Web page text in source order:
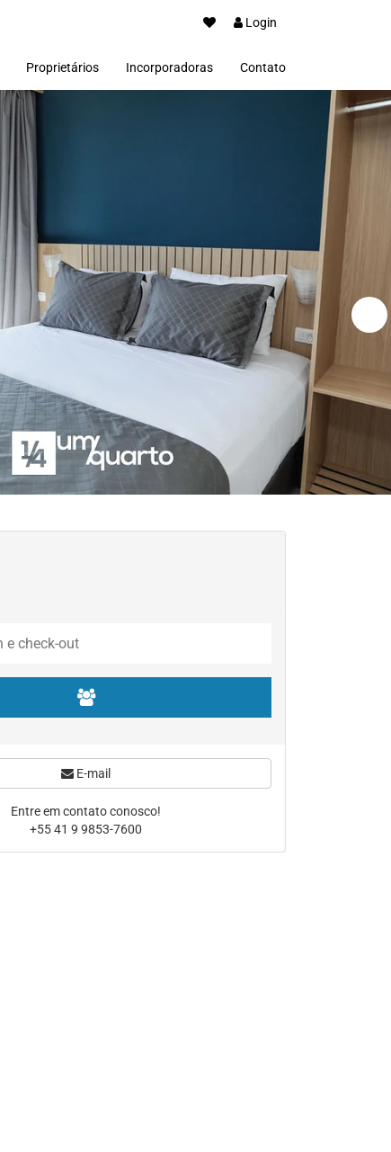
Login
Proprietários Incorporadoras Contato
E-mail
Entre em contato conosco!
+55 41 9 9853-7600